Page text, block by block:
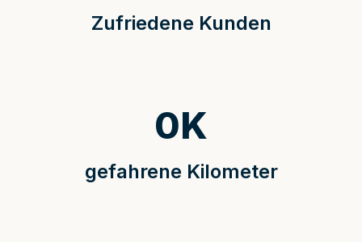
Zufriedene Kunden
gefahrene Kilometer
0K